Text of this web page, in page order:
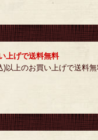
上げで送料無料
以上のお買い上げで送料